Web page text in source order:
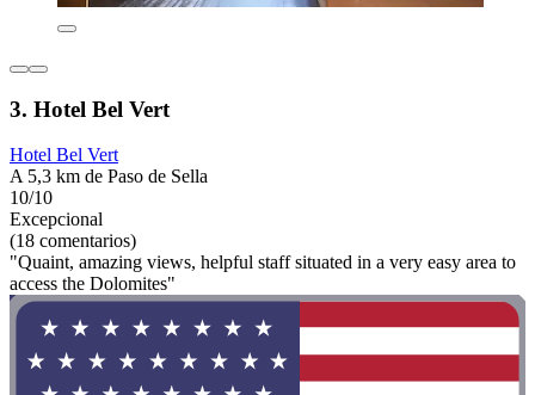
3. Hotel Bel Vert
Hotel Bel Vert
A 5,3 km de Paso de Sella
10/10
Excepcional
(18 comentarios)
"Quaint, amazing views, helpful staff situated in a very easy area to
access the Dolomites"